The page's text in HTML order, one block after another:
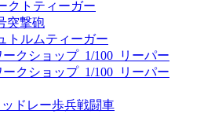
クトティーガー
突撃砲
トルムティーガー
クショップ_1/100_リーパー
クショップ_1/100_リーパー
ドレー歩兵戦闘車